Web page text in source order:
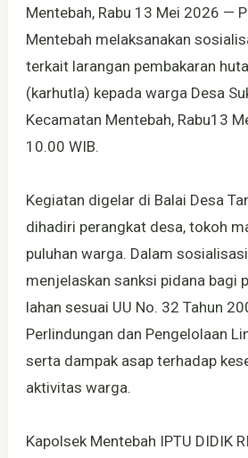
Mentebah, Rabu 13 Mei 2026 —
Mentebah melaksanakan
terkait larangan pembakaran
(karhutla) kepada warga Desa
Kecamatan Mentebah, Rabu13
10.00 WIB.
Kegiatan digelar di Balai Desa
dihadiri perangkat desa, tokoh
puluhan warga. Dalam
menjelaskan sanksi pidana bagi
lahan sesuai UU No. 32 Tahun
Perlindungan dan Pengelolaan
serta dampak asap terhadap
aktivitas warga.
Kapolsek Mentebah IPTU DIDIK